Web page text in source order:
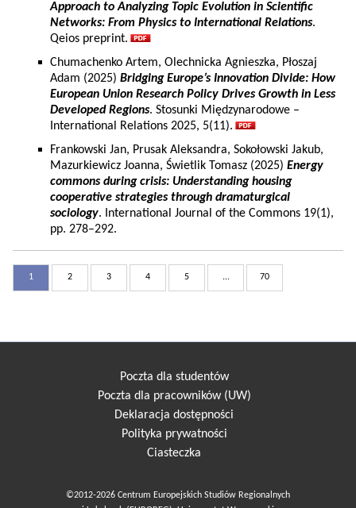
Approach to Analyzing Topic Evolution in Scientific
Networks: From Physics to International Relations.
Qeios preprint.
Chumachenko Artem, Olechnicka Agnieszka, Płoszaj
Adam (2025) Bridging Europe’s Innovation Divide: How
European Union Research Policy Drives Growth in Less
Developed Regions. Stosunki Międzynarodowe –
International Relations 2025, 5(11).
Frankowski Jan, Prusak Aleksandra, Sokołowski Jakub,
Mazurkiewicz Joanna, Świetlik Tomasz (2025) Energy
commons during crisis: Understanding housing
cooperative strategies through dramaturgical
sociology. International Journal of the Commons 19(1),
pp. 278–292.
1 2 3 4 5 ... 70
Poczta dla studentów
Poczta dla pracowników (UW)
Deklaracja dostępności
Polityka prywatności
Ciasteczka
©2012-2026 Centrum Europejskich Studiów Regionalnych